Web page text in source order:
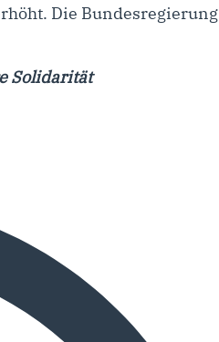
Die Bundesregierung
Solidarität